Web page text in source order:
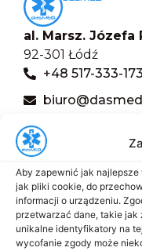
Aby zapewnić jak
jak pliki cookie, do
informacji o urządzeniu.
przetwarzać dane, takie
unikalne identyfikatory na
wycofanie zgody może
al. Marsz. Józefa
92-301 Łódź
+48 517-333-173
Menu
Start
O nas
Oferta
Cennik